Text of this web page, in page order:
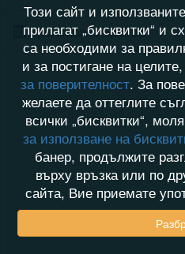
Хронология на игри
Този сайт и
прилагат „бисквитки“ и
са необходими за
и за постигане на
за поверителност. За
желаете да оттеглите
всички „бисквитки“,
за използване на
банер, продължите
върху връзка или по
сайта, Вие приемате